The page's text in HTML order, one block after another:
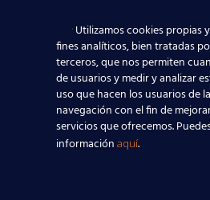
Utilizamos cookies propias
fines analíticos, bien tratadas
terceros, que nos permiten
de usuarios y medir y analizar
uso que hacen los usuarios de
navegación con el fin de
servicios que ofrecemos.
información aquí.